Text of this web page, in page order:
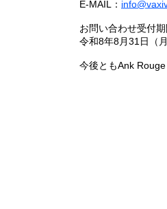
E-MAIL：
お問い合わせ受付期
令和8年8月31日（
今後ともAnk